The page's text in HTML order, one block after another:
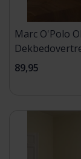
Marc O'Polo
Oatmeal
89,95